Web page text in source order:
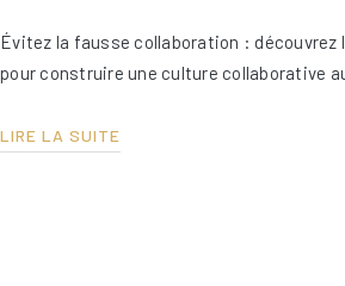
Évitez la fausse collaboration : découvrez
pour construire une culture collaborative
LIRE LA SUITE